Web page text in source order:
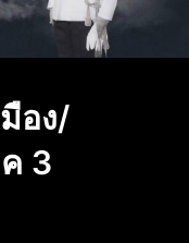
อง/
3